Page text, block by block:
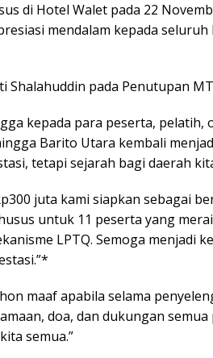
di Hotel Walet pada 22
mendalam kepada
Shalahuddin pada Penutupan
kepada para peserta,
Barito Utara kembali
tetapi sejarah bagi daerah
juta kami siapkan sebagai
untuk 11 peserta yang
LPTQ. Semoga menjadi
maaf apabila selama
doa, dan dukungan
semua.”